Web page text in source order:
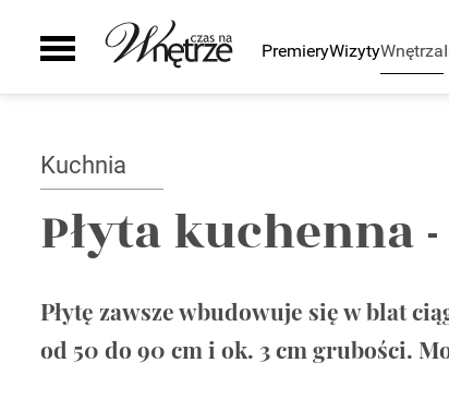
PremieryWizytyWnętrza
Łazienka
Sypialnia
Pokój dziecka
Biuro
Taras i ogród
Kominki
Smart home
Szafy
Auto
Smaki życia
Kuchnia
Płyta kuchenna
Płytę zawsze wbudowuje się w blat
od 50 do 90 cm i ok. 3 cm grubości.